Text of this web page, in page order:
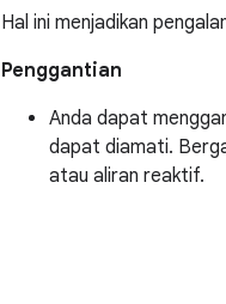
Hal ini menjadikan
Penggantian
Anda dapat
dapat diamati.
atau aliran reaktif.